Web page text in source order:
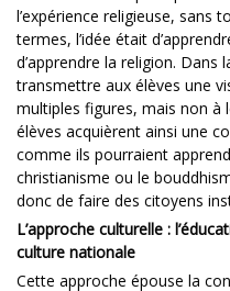
l’expérience religieuse, sans
termes, l’idée était
d’apprendre la religion. Dans
transmettre aux élèves une
multiples figures, mais non à
élèves acquièrent ainsi une
comme ils pourraient
christianisme ou le
donc de faire des citoyens
L’approche culturelle :
culture nationale
Cette approche épouse la